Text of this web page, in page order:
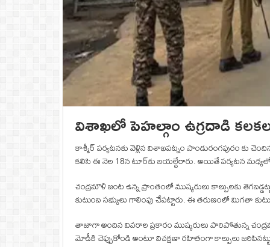
విశాఖలో పెహల్గాం ఉగ్రదాడి
కాశ్మీర్‌ పర్యటనకు వెళ్లిన విశాఖపట్నం పాండురంగపురం కు
కలిసి ఈ నెల 18న టూర్‌కు బయల్దేరారు. అయితే పర్యటన
చంద్రమౌళి జంట ఉన్న ప్రాంతంలో ముష్కరులు కాల్పులకు
కుటుంబ సభ్యులు గాలింపు చేపట్టారు. ఈ తరుణంలో మిగతా
తాజాగా అందిన వివరాల ప్రకారం ముష్కరులు పారిపోతున్న
మోడీకి చెప్పుకోండి అంటూ విచక్షణా రహితంగా కాల్పులు